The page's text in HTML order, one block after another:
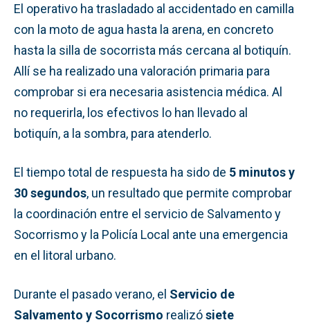
El operativo ha trasladado al accidentado en camilla
con la moto de agua hasta la arena, en concreto
hasta la silla de socorrista más cercana al botiquín.
Allí se ha realizado una valoración primaria para
comprobar si era necesaria asistencia médica. Al
no requerirla, los efectivos lo han llevado al
botiquín, a la sombra, para atenderlo.
El tiempo total de respuesta ha sido de 5 minutos y
30 segundos, un resultado que permite comprobar
la coordinación entre el servicio de Salvamento y
Socorrismo y la Policía Local ante una emergencia
en el litoral urbano.
Durante el pasado verano, el Servicio de
Salvamento y Socorrismo realizósiete